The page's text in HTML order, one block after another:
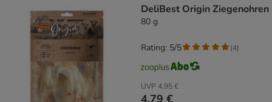
DeliBest Origin Ziegenohren
80 g
UVP 4,95 €
4,79 €
Rating: 5/5 (4)